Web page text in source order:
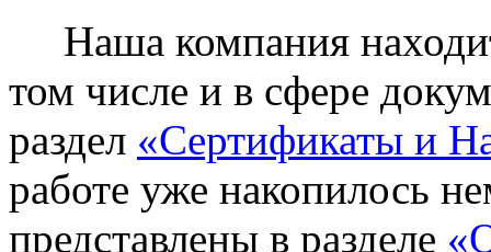
Наша компания
том числе и в сфере
раздел «Сертификаты и
работе уже накопилось
представлены в разделе